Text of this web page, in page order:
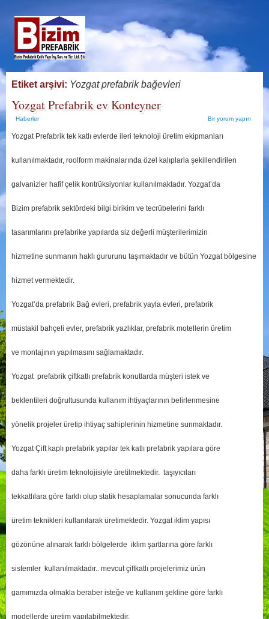
Etiket arşivi: Yozgat prefabrik bağevleri
Yozgat Prefabrik ev Konteyner
Haberler Bir yorum yapın
Yozgat Prefabrik tek katlı evlerde ileri teknoloji üretim ekipmanları
kullanılmaktadır, roolform makinalarında özel kalıplarla şekillendirilen
galvanizler hafif çelik kontrüksiyonlar kullanılmaktadır. Yozgat’da
Bizim prefabrik sektördeki bilgi birikim ve tecrübelerini farklı
tasarımlarını prefabrike yapılarda siz değerli müşterilerimizin
hizmetine sunmanın haklı gururunu taşımaktadır ve bütün Yozgat bölgesine
hizmet vermektedir.
Yozgat’da prefabrik Bağ evleri, prefabrik yayla evleri, prefabrik
müstakil bahçeli evler, prefabrik yazlıklar, prefabrik motellerin üretim
ve montajının yapılmasını sağlamaktadır.
Yozgat prefabrik çiftkatlı prefabrik konutlarda müşteri istek ve
beklentileri doğrultusunda kullanım ihtiyaçlarının belirlenmesine
yönelik projeler üretip ihtiyaç sahiplerinin hizmetine sunmaktadır.
Yozgat Çift kaplı prefabrik yapılar tek katlı prefabrik yapılara göre
daha farklı üretim teknolojisiyle üretilmektedir. taşıyıcıları
tekkatlılara göre farklı olup statik hesaplamalar sonucunda farklı
üretim teknikleri kullanılarak üretimektedir. Yozgat iklim yapısı
gözönüne alınarak farklı bölgelerde iklim şartlarına göre farklı
sistemler kullanılmaktadır.. mevcut çiftkatlı projelerimiz ürün
gamımızda olmakla beraber isteğe ve kullanım şekline göre farklı
modellerde üretim yapılabilmektedir.